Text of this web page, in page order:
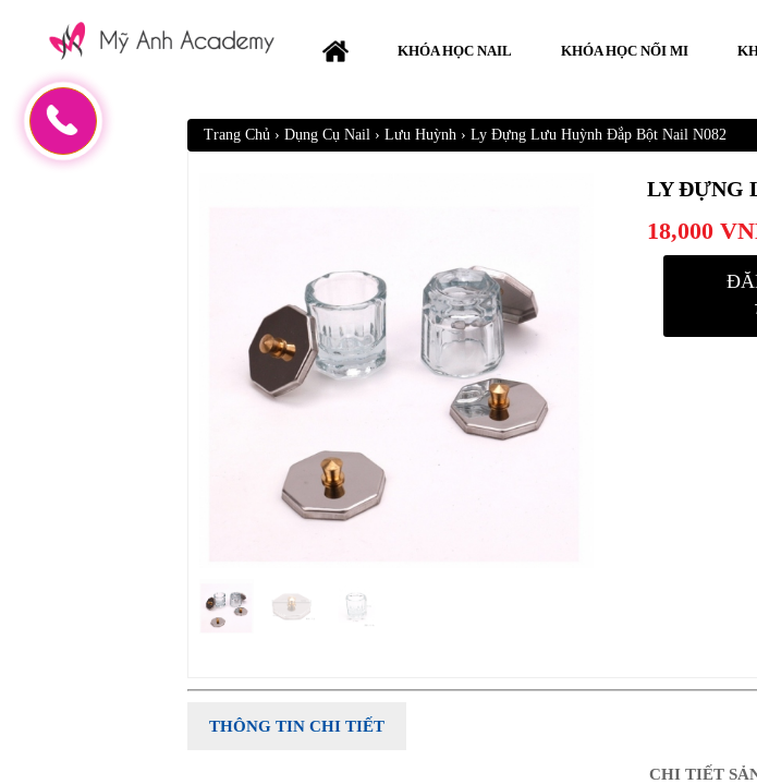
KHÓA HỌC NAIL KHÓA HỌC NỐI MI
Trang Chủ › Dụng Cụ Nail › Lưu Huỳnh › Ly Đựng Lưu Huỳnh Đắp Bột Nail N082
LY ĐỰNG
18,000
THÔNG TIN CHI TIẾT
CHI TIẾT